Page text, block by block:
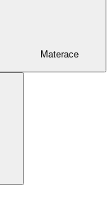
Materace